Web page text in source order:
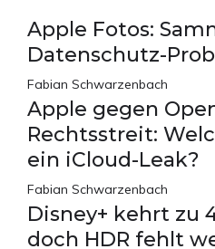
Apple Fotos:
Datenschutz-
Fabian Schwarzenbach
Apple gegen
Rechtsstreit:
ein iCloud-Leak?
Fabian Schwarzenbach
Disney+ kehrt zu
doch HDR fehlt